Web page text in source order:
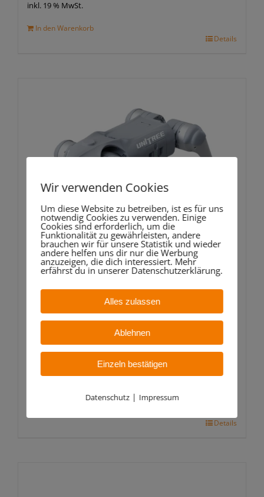
inkl. 19 % MwSt.
In den Warenkorb
Details
Unitree Go2
2.190,00€
Details
Wir verwenden Cookies
Um diese Website zu betreiben, ist es für uns
notwendig Cookies zu verwenden. Einige
Cookies sind erforderlich, um die
Funktionalität zu gewährleisten, andere
brauchen wir für unsere Statistik und wieder
andere helfen uns dir nur die Werbung
anzuzeigen, die dich interessiert. Mehr
erfährst du in unserer Datenschutzerklärung.
Alles zulassen
Ablehnen
Einzeln bestätigen
Datenschutz| Impressum